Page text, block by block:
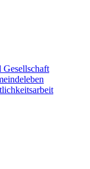
Gesellschaft